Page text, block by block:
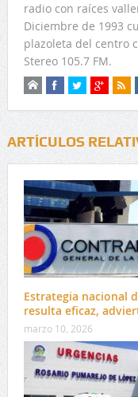
radio con raíces
Diciembre de 1993
plazoleta del centro
Stereo 105.7 FM.
ARTÍCULOS
Estrategia nacional
resulta eficaz,
marzo 10, 2026